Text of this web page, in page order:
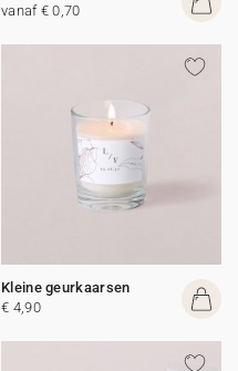
vanaf € 0,70
Kleine geurkaarsen
€ 4,90